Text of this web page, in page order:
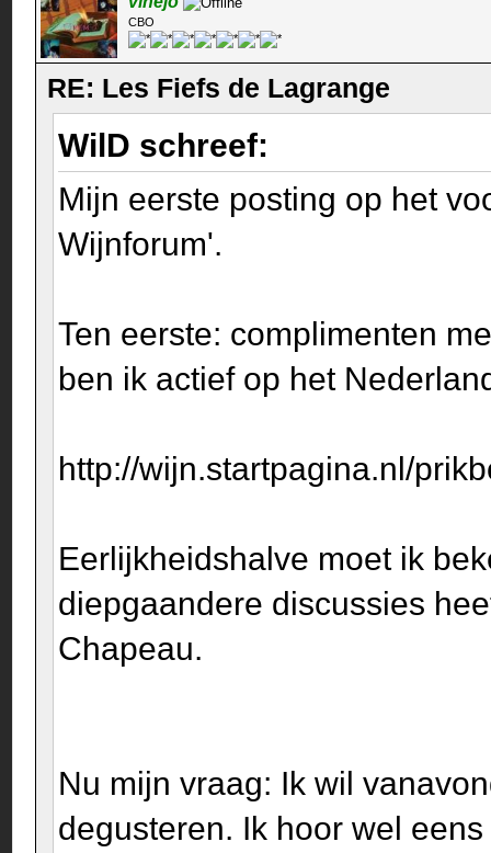
CBO
RE: Les Fiefs de Lagrange
WilD schreef:
Mijn eerste posting op het
Wijnforum'.
Ten eerste: complimenten
ben ik actief op het
http://wijn.startpagina.nl/
Eerlijkheidshalve moet ik
diepgaandere discussies
Chapeau.
Nu mijn vraag: Ik wil
degusteren. Ik hoor wel